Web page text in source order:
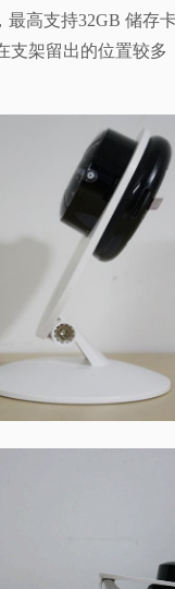
最高支持32GB 储存
支架留出的位置较多